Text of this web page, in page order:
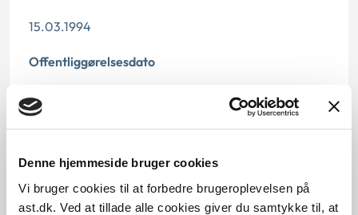
Denne hjemmeside bruger cookies
Vi bruger cookies til at forbedre brugeroplevelsen på
ast.dk. Ved at tillade alle cookies giver du samtykke til, at
15.03.1994
Offentliggørelsesdato
12.07.2013
Paragraf
§ 26 § 5
Journalnummer